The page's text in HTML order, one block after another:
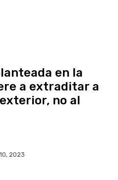
en la
a extraditar a
no al
2023